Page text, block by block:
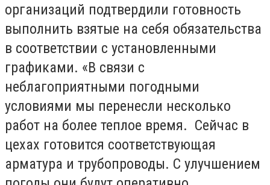
организаций подтвердили готовность
выполнить взятые на себя обязательства
в соответствии с установленными
графиками. «В связи с
неблагоприятными погодными
условиями мы перенесли несколько
работ на более теплое время. Сейчас в
цехах готовится соответствующая
арматура и трубопроводы. С улучшением